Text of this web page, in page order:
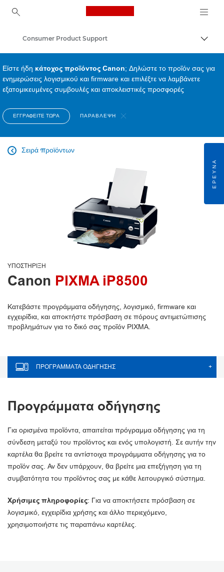
Canon Logo, back to
Consumer Product Support
Είστε ήδη κάτοχος προϊόντος Canon; Δηλώστε το προϊόν σας για
ενημερώσεις λογισμικού και firmware και επιλέξτε να λαμβάνετε
εξατομικευμένες συμβουλές και αποκλειστικές προσφορές
ΕΓΓΡΑΦΕΊΤΕ ΤΏΡΑ ΠΑΡΆΒΛΕΨΗ
Σειρά προϊόντων

ΥΠΟΣΤΉΡΙΞΗ
Canon PIXMA iP8500
Κατεβάστε προγράμματα οδήγησης, λογισμικό, firmware και
εγχειρίδια, και αποκτήστε πρόσβαση σε πόρους αντιμετώπισης
προβλημάτων για το δικό σας προϊόν PIXMA.
ΠΡΟΓΡΆΜΜΑΤΑ ΟΔΉΓΗΣΗΣ +
Προγράμματα οδήγησης
Για ορισμένα προϊόντα, απαιτείται πρόγραμμα οδήγησης για τη
σύνδεση μεταξύ του προϊόντος και ενός υπολογιστή. Σε αυτήν την
καρτέλα θα βρείτε τα αντίστοιχα προγράμματα οδήγησης για το
προϊόν σας. Αν δεν υπάρχουν, θα βρείτε μια επεξήγηση για τη
συμβατότητα του προϊόντος σας με κάθε λειτουργικό σύστημα.
Χρήσιμες πληροφορίες: Για να αποκτήσετε πρόσβαση σε
λογισμικό, εγχειρίδια χρήσης και άλλο περιεχόμενο,
χρησιμοποιήστε τις παραπάνω καρτέλες.
ΈΡΕΥΝΑ